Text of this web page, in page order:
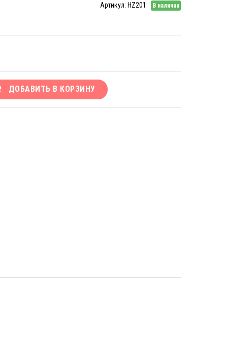
В наличии
Артикул: HZ201
ДОБАВИТЬ В КОРЗИНУ